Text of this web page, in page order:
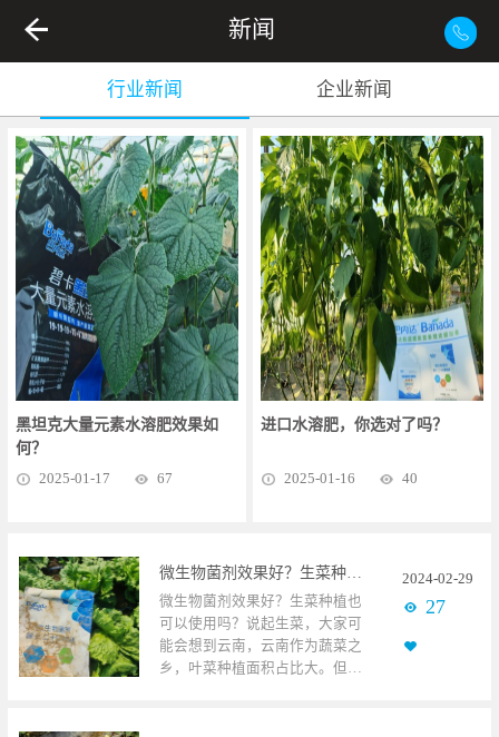
新闻
行业新闻 企业新闻
黑坦克大量元素水溶肥效果如
何？
2025-01-17 67
进口水溶肥，你选对了吗？
2025-01-16 40
微生物菌剂效果好？生菜种植户有说不完的话
微生物菌剂效果好？生菜种植也
可以使用吗？说起生菜，大家可
能会想到云南，云南作为蔬菜之
乡，叶菜种植面积占比大。但除
2024-02-29
27